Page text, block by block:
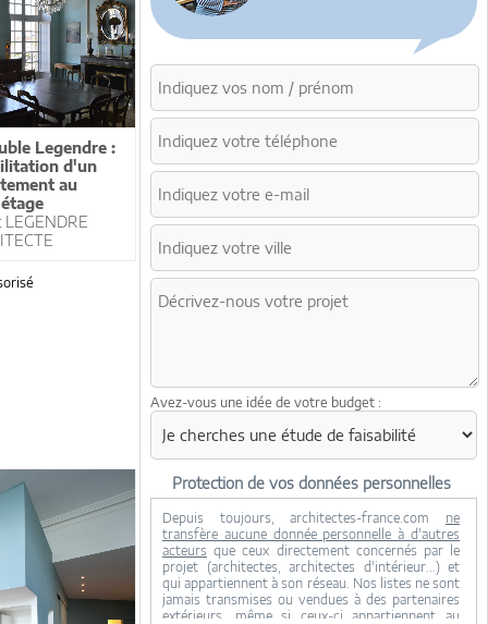
Legendre :
d'un
au
LEGENDRE
Avez-vous une idée de votre budget :
Protection de vos données personnelles
Depuis toujours, architectes-france.com ne
transfère aucune donnée personnelle à d'autres
acteurs que ceux directement concernés par le
projet (architectes, architectes d'intérieur...) et
qui appartiennent à son réseau. Nos listes ne sont
jamais transmises ou vendues à des partenaires
extérieurs, même si ceux-ci appartiennent au